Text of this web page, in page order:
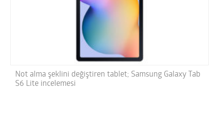
Not alma şeklini değiştiren tablet; Samsung Galaxy Tab
S6 Lite incelemesi